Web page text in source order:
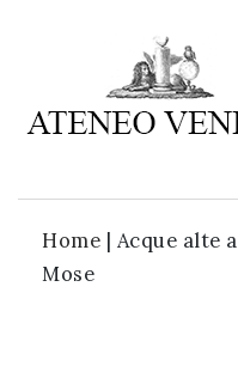
Home | Acque alte
Mose
Ateneo
è
cultura